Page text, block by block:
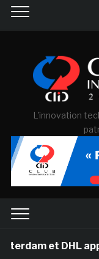
L'innovation
et DHL apportent